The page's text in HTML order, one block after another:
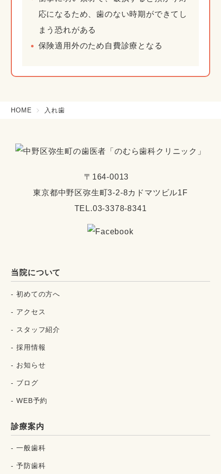
応になるため、歯のない時期ができてし
まう恐れがある
保険適用外のため自費診療となる
HOME 入れ歯
〒164-0013
東京都中野区弥生町3-2-8カドマツビル1F
TEL.03-3378-8341
当院について
初めての方へ
アクセス
スタッフ紹介
採用情報
お知らせ
ブログ
WEB予約
診療案内
一般歯科
予防歯科